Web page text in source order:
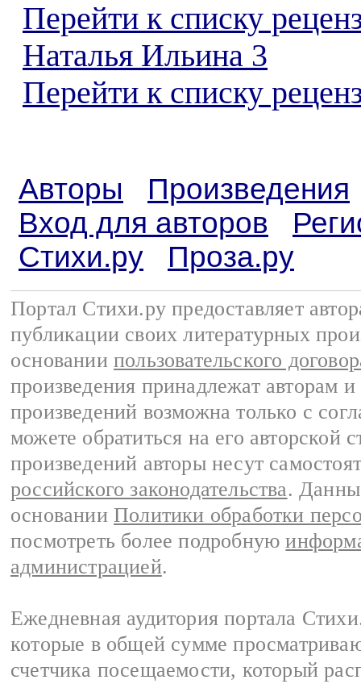
Перейти к списку
Наталья Ильина 3
Перейти к списку
Авторы
Произведения
Вход для авторов
Стихи.ру
Проза.ру
Портал Стихи.ру предоставляет
публикации своих литературных
основании пользовательского
произведения принадлежат авторам
произведений возможна только с
можете обратиться на его авторской
произведений авторы несут
российского законодательства.
основании Политики обработки
посмотреть более подробную
администрацией.
Ежедневная аудитория портала
которые в общей сумме
счетчика посещаемости, который